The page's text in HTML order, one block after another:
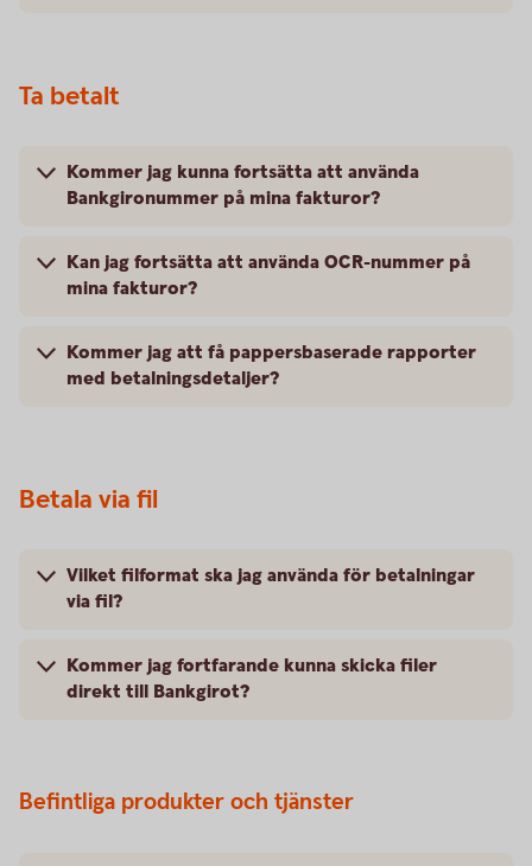
Ta betalt
Kommer jag kunna fortsätta att använda
Bankgironummer på mina fakturor?
Kan jag fortsätta att använda OCR-nummer på
mina fakturor?
Kommer jag att få pappersbaserade rapporter
med betalningsdetaljer?
Betala via fil
Vilket filformat ska jag använda för betalningar
via fil?
Kommer jag fortfarande kunna skicka filer
direkt till Bankgirot?
Befintliga produkter och tjänster